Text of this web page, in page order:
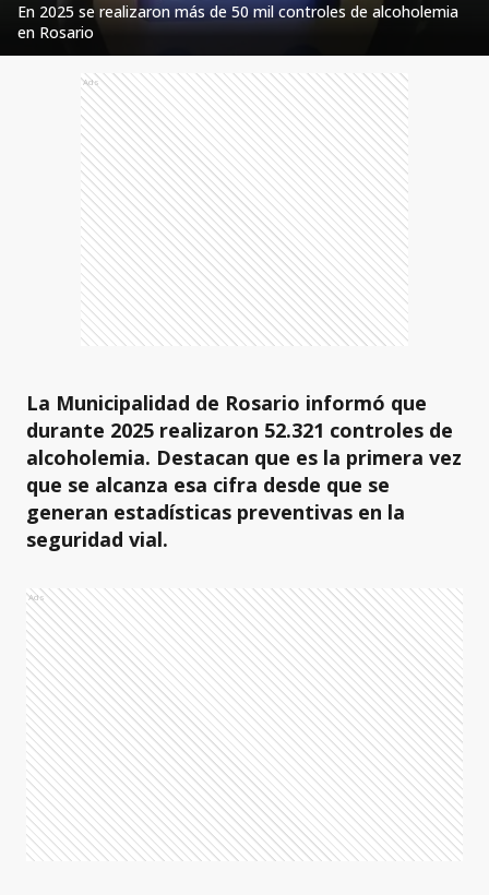
En 2025 se realizaron más de 50 mil controles de alcoholemia
en Rosario
Ads
La Municipalidad de Rosario informó que
durante 2025 realizaron 52.321 controles de
alcoholemia. Destacan que es la primera vez
que se alcanza esa cifra desde que se
generan estadísticas preventivas en la
seguridad vial.
Ads